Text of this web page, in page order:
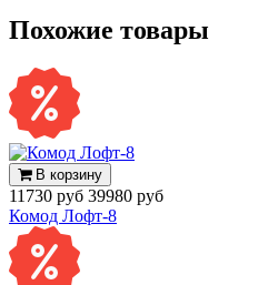
Похожие товары
В корзину
11730 руб 39980 руб
Комод Лофт-8